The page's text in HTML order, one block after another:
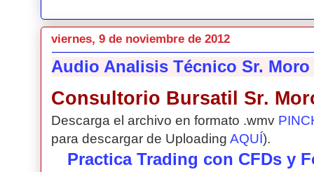
viernes, 9 de noviembre de 2012
Audio Analisis Técnico Sr. Moro
Consultorio Bursatil Sr.
Descarga el archivo en formato .wmv
para descargar de UploadingAQUÍ).
Practica Trading con CFDs y